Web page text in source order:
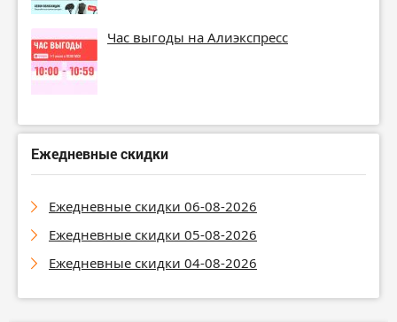
Час выгоды на Алиэкспресс
Ежедневные скидки
Ежедневные скидки 06-08-2026
Ежедневные скидки 05-08-2026
Ежедневные скидки 04-08-2026